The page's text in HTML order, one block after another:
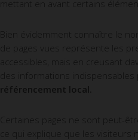
mettant en avant certains
Bien évidemment connaître le
de pages vues représente les
accessibles, mais en creusant
des informations indispensables
référencement local.
Certaines pages ne sont peut-
ce qui explique que les visiteurs